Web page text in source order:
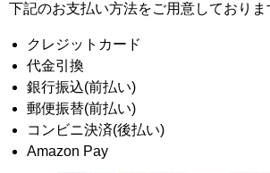
下記のお支払い方法をご用意しておりま
クレジットカード
代金引換
銀行振込(前払い)
郵便振替(前払い)
コンビニ決済(後払い)
Amazon Pay